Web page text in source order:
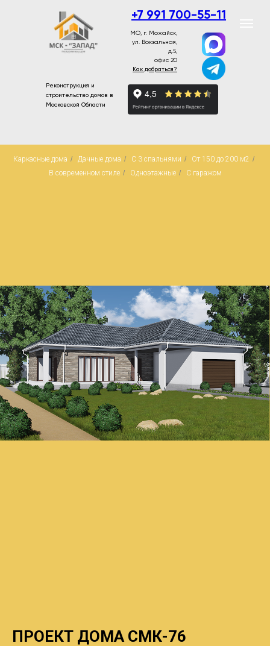
+7 991 700-55-11
Реконструкция и
строительство домов в
Московской Области
МО, г. Можайск,
ул. Вокзальная,
д.5,
офис 20
Как добраться?
Каркасные дома / Дачные дома / С 3 спальнями / От 150 до 200 м2 /
В современном стиле / Одноэтажные / С гаражом
ПРОЕКТ ДОМА СМК-76